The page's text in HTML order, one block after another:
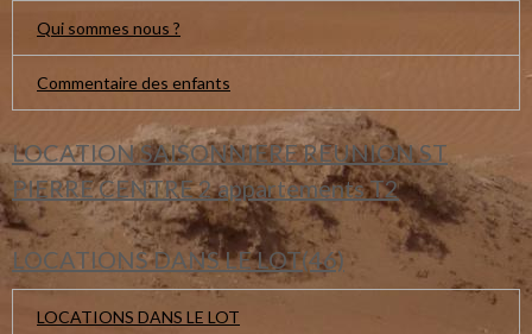
Qui sommes nous ?
Commentaire des enfants
LOCATION SAISONNIERE REUNION ST
PIERRE CENTRE 2 appartements T2
LOCATIONS DANS LE LOT(46)
LOCATIONS DANS LE LOT